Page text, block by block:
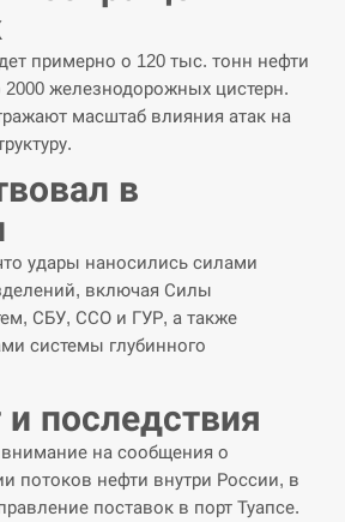
быть уничтожены”: в
как отреагируют на…
найбільші військові
тлі загрози вторгнення з…
лицензии на Patriot для
на сомнения…
направити до 20
для розблокування
примерно о 120 тыс. тонн нефти
2000 железнодорожных цистерн.
масштаб влияния атак на
в
удары наносились силами
включая Силы
СБУ, ССО и ГУР, а также
системы глубинного
и последствия
на сообщения о
потоков нефти внутри России, в
поставок в порт Туапсе.